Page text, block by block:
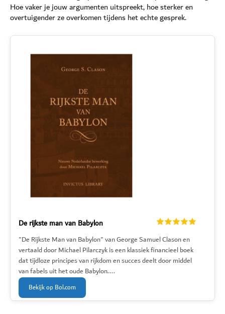
Hoe vaker je jouw argumenten uitspreekt, hoe sterker en
overtuigender ze overkomen tijdens het echte gesprek.
De rijkste man van Babylon
"De Rijkste Man van Babylon" van George Samuel Clason en
vertaald door Michael Pilarczyk is een klassiek financieel boek
dat tijdloze principes van rijkdom en succes deelt door middel
van fabels uit het oude Babylon....
Bekijk op Bol.com